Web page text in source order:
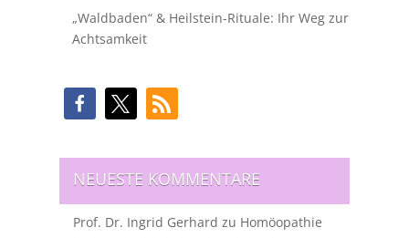
„Waldbaden“ & Heilstein-Rituale: Ihr Weg zur
Achtsamkeit
NEUESTE KOMMENTARE
Prof. Dr. Ingrid Gerhard zu Homöopathie